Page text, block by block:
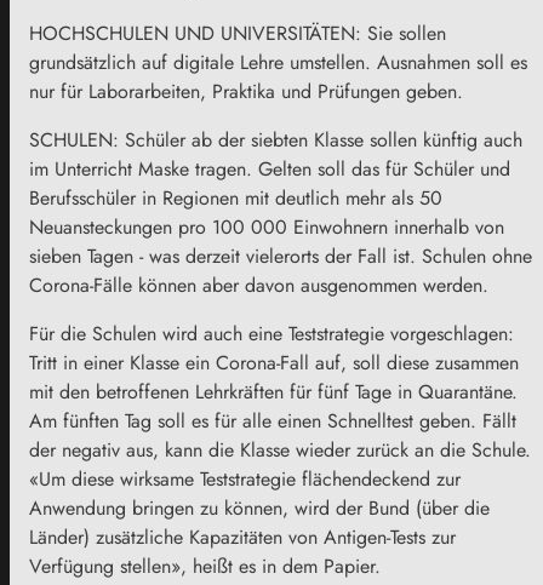
HOCHSCHULEN UND UNIVERSITÄTEN: Sie sollen
grundsätzlich auf digitale Lehre umstellen. Ausnahmen soll es
nur für Laborarbeiten, Praktika und Prüfungen geben.
SCHULEN: Schüler ab der siebten Klasse sollen künftig auch
im Unterricht Maske tragen. Gelten soll das für Schüler und
Berufsschüler in Regionen mit deutlich mehr als 50
Neuansteckungen pro 100 000 Einwohnern innerhalb von
sieben Tagen - was derzeit vielerorts der Fall ist. Schulen ohne
Corona-Fälle können aber davon ausgenommen werden.
Für die Schulen wird auch eine Teststrategie vorgeschlagen:
Tritt in einer Klasse ein Corona-Fall auf, soll diese zusammen
mit den betroffenen Lehrkräften für fünf Tage in Quarantäne.
Am fünften Tag soll es für alle einen Schnelltest geben. Fällt
der negativ aus, kann die Klasse wieder zurück an die Schule.
«Um diese wirksame Teststrategie flächendeckend zur
Anwendung bringen zu können, wird der Bund (über die
Länder) zusätzliche Kapazitäten von Antigen-Tests zur
Verfügung stellen», heißt es in dem Papier.